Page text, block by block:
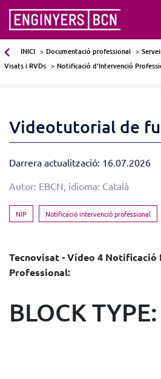
INICI Documentació professional
Visats i RVDs
Notificació d'Intervenció
Videotutorial de
Darrera actualització: 16.07.2026
Autor: EBCN, idioma: Català
NIP Notificació intervenció professional
Tecnovisat - Vídeo 4
Professional:
BLOCK